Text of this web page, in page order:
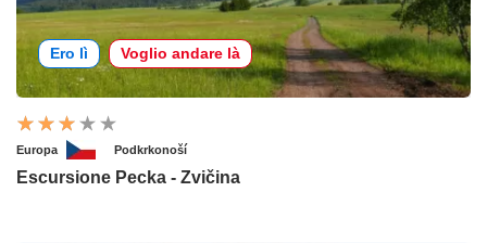
Ero lì Voglio andare là
Europa Podkrkonoší
Escursione Pecka - Zvičina